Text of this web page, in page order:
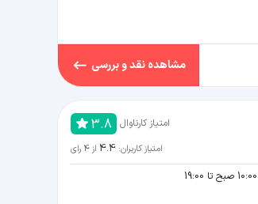
مشاهده نقد و بررسی
امتیاز کارناوال 3.8
امتیاز کاربران: 4.4 از4 رای